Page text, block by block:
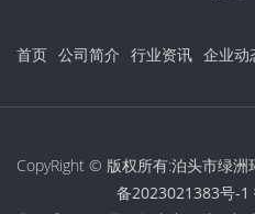
首页 公司简介 行业资讯 企业动
CopyRight © 版权所有:泊头市绿洲
备2023021383号-1